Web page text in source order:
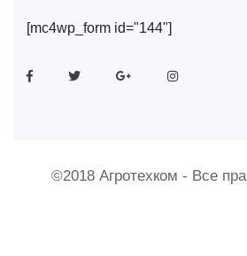
[mc4wp_form id="144"]
©2018 Агротехком - Все